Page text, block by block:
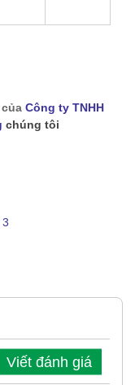
Công ty TNHH
chúng tôi
Viết đánh giá